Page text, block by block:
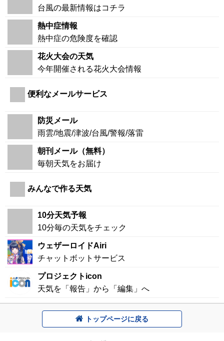
台風の最新情報はコチラ
熱中症情報
熱中症の危険度を確認
花火大会の天気
今年開催される花火大会情報
便利なメールサービス
防災メール
雨雲/地震/津波/台風/警報/落雷
朝刊メール（無料）
毎朝天気をお届け
みんなで作る天気
10分天気予報
10分毎の天気をチェック
ウェザーロイドAiri
チャットボットサービス
プロジェクトicon
天気を「報告」から「編集」へ
トップページに戻る